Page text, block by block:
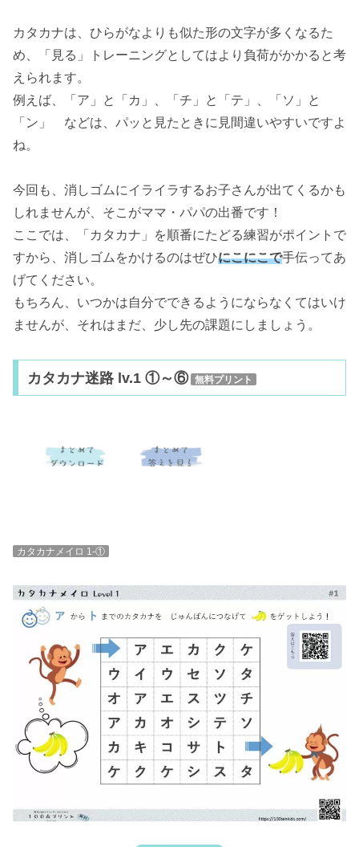
カタカナは、ひらがなよりも似た形の文字が多くなるた
め、「見る」トレーニングとしてはより負荷がかかると考
えられます。
例えば、「ア」と「カ」、「チ」と「テ」、「ソ」と
「ン」 などは、パッと見たときに見間違いやすいですよ
ね。
今回も、消しゴムにイライラするお子さんが出てくるかも
しれませんが、そこがママ・パパの出番です！
ここでは、「カタカナ」を順番にたどる練習がポイントで
すから、消しゴムをかけるのはぜひにこにこで手伝ってあ
げてください。
もちろん、いつかは自分でできるようにならなくてはいけ
ませんが、それはまだ、少し先の課題にしましょう。
カタカナ迷路 lv.1 ①～⑥ 無料プリント
カタカナメイロ 1-①